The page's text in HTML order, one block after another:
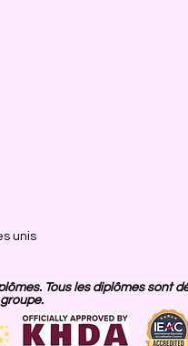
unis
Tous les diplômes sont
groupe.